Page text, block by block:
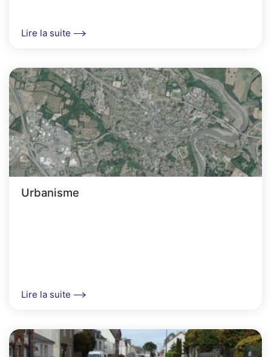
Lire la suite
Urbanisme
Lire la suite